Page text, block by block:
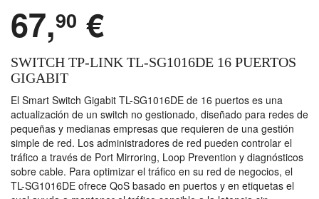
67,90 €
SWITCH TP-LINK TL-SG1016DE 16 PUERTOS
GIGABIT
El Smart Switch Gigabit TL-SG1016DE de 16 puertos es una
actualización de un switch no gestionado, diseñado para redes de
pequeñas y medianas empresas que requieren de una gestión
simple de red. Los administradores de red pueden controlar el
tráfico a través de Port Mirroring, Loop Prevention y diagnósticos
sobre cable. Para optimizar el tráfico en su red de negocios, el
TL-SG1016DE ofrece QoS basado en puertos y en etiquetas el